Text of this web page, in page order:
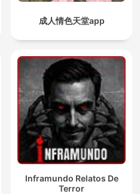
成人情色天堂app
Inframundo Relatos De
Terror